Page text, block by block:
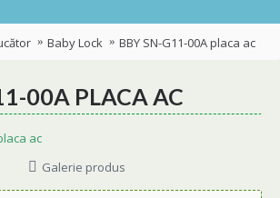
Baby Lock BBY SN-G11-00A placa ac
00A PLACA AC
Galerie produs